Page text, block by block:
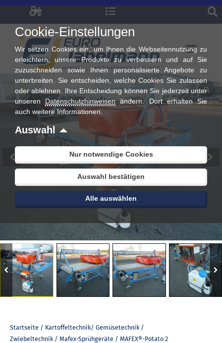
Zum
springen
Startseite / Kartoffeltechnik/ Gemüsetechnik /
Zwiebeltechnik / Mafex-Sprühgeräte / MAFEX®-Potato 2
Cookie-Einstellungen
Wir setzen Cookies ein, um Ihnen die Webseitennutzung zu
erleichtern, unsere Produkte zu verbessern und auf Sie
zuzuschneiden sowie Ihnen personalisierte Angebote zu
unterbreiten. Sie entscheiden, welche Cookies Sie zulassen
oder ablehnen. Ihre Entscheidung können Sie jederzeit unter
unseren Datenschutzhinweisenändern. Dort erhalten Sie
auch weitere Informationen.
Auswahl
Nur notwendige Cookies
Auswahl bestätigen
Alle auswählen